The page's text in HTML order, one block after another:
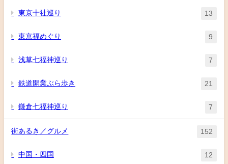
東京十社巡り 13
東京福めぐり 9
浅草七福神巡り 7
鉄道開業ぶら歩き 21
鎌倉七福神巡り 7
街あるき／グルメ 152
中国・四国 12